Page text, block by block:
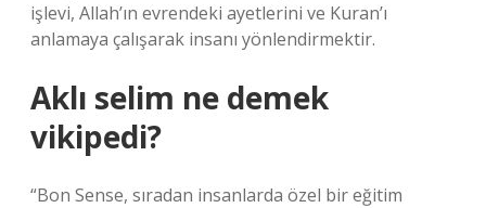
işlevi, Allah’ın evrendeki ayetlerini ve Kuran’ı
anlamaya çalışarak insanı yönlendirmektir.
Aklı selim ne demek
vikipedi?
“Bon Sense, sıradan insanlarda özel bir eğitim